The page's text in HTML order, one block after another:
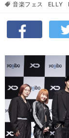
音楽フェス
ELLY